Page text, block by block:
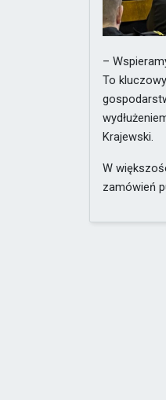
–
To
Krajewski.
W
zamówień